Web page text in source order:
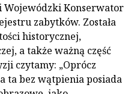
Wojewódzki Konserwator
zabytków. Została
historycznej,
a także ważną część
czytamy: „Oprócz
ta bez wątpienia posiada